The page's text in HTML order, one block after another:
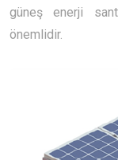
güneş enerji
önemlidir.